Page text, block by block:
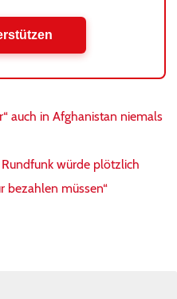
auch in Afghanistan niemals
würde plötzlich
bezahlen müssen“